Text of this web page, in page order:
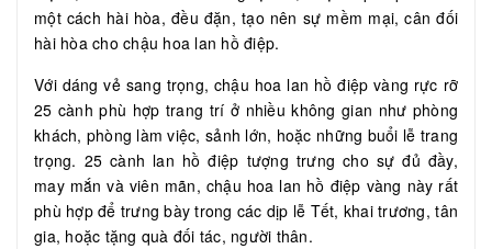
một cách hài hòa, đều đặn, tạo nên sự mềm mại, cân đối
hài hòa cho chậu hoa lan hồ điệp.
Với dáng vẻ sang trọng, chậu hoa lan hồ điệp vàng rực rỡ
25 cành phù hợp trang trí ở nhiều không gian như phòng
khách, phòng làm việc, sảnh lớn, hoặc những buổi lễ trang
trọng. 25 cành lan hồ điệp tượng trưng cho sự đủ đầy,
may mắn và viên mãn, chậu hoa lan hồ điệp vàng này rất
phù hợp để trưng bày trong các dịp lễ Tết, khai trương, tân
gia, hoặc tặng quà đối tác, người thân.